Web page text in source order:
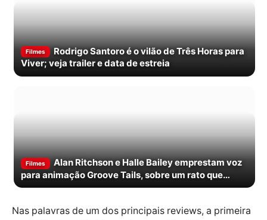
Filmes
Rodrigo Santoro é o vilão de Três Horas para
Viver; veja trailer e data de estreia
Filmes
Alan Ritchson e Halle Bailey emprestam voz
para animação Groove Tails, sobre um rato que
sonha em dançar
Nas palavras de um dos principais reviews, a primeira